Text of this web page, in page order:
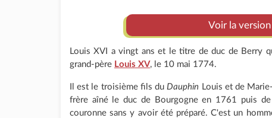
Voir la
Louis XVI a vingt ans et le titre de duc de Berry
grand-père Louis XV, le 10 mai 1774.
Il est le troisième fils duDauphin Louis et de
frère aîné le duc de Bourgogne en 1761 puis
couronne sans y avoir été préparé. C'est un